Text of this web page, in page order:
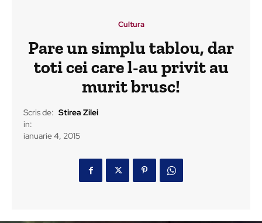
Cultura
Pare un simplu tablou, dar
toti cei care l-au privit au
murit brusc!
Scris de: Stirea Zilei
in:
ianuarie 4, 2015